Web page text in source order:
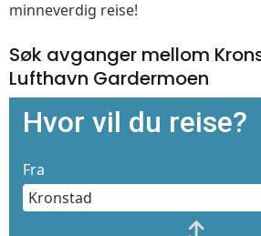
minneverdig reise!
Søk avganger mellom
Lufthavn Gardermoen
Hvor vil du reise?
Fra